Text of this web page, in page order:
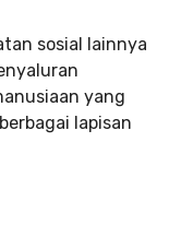
sosial lainnya
yang
lapisan